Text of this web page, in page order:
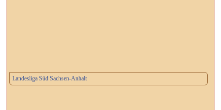
Landesliga Süd Sachsen-Anhalt